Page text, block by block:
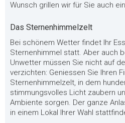
Wunsch grillen wir für Sie auch
Das Sternenhimmelzelt
Bei schönem Wetter findet Ihr
Sternenhimmel statt. Aber auch
Unwetter müssen Sie nicht auf
verzichten: Geniessen Sie Ihren
Sternenhimmelzelt, in dem
stimmungsvolles Licht zaubern
Ambiente sorgen. Der ganze
in einem Lokal Ihrer Wahl